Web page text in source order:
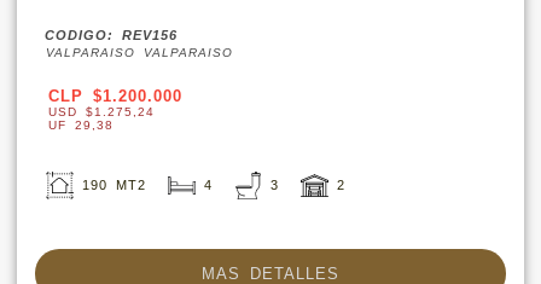
CODIGO: REV156
VALPARAISO VALPARAISO
CLP $1.200.000
USD $1.275,24
UF 29,38
190 MT2 4 3 2
MAS DETALLES